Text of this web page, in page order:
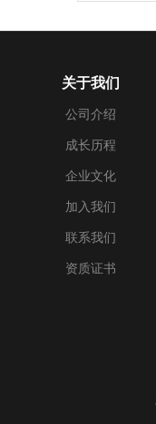
关于我们
公司介绍
成长历程
企业文化
加入我们
联系我们
资质证书